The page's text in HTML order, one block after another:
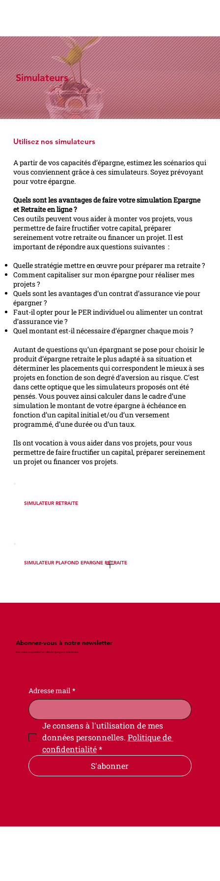
Simulateurs
Adresse mail *
Je consens à l'utilisation de mes
données personnelles. Politique de
confidentialité *
S'abonner
Abonnez-vous à notre newsletter
Pour mieux comprendre l’actualité de l'épargne et de la retraite.
Utilisez nos simulateurs
A partir de vos capacités d’épargne, estimez les scénarios qui
vous conviennent grâce à ces simulateurs. Soyez prévoyant
pour votre épargne.
Quels sont les avantages de faire votre simulation Epargne
et Retraite en ligne ?
Ces outils peuvent vous aider à monter vos projets, vous
permettre de faire fructifier votre capital, préparer
sereinement votre retraite ou financer un projet. Il est
important de répondre aux questions suivantes :
Quelle stratégie mettre en œuvre pour préparer ma retraite ?
Comment capitaliser sur mon épargne pour réaliser mes
projets ?
Quels sont les avantages d’un contrat d’assurance vie pour
épargner ?
Faut-il opter pour le PER individuel ou alimenter un contrat
d’assurance vie ?
Quel montant est-il nécessaire d’épargner chaque mois ?
Autant de questions qu’un épargnant se pose pour choisir le
produit d’épargne retraite le plus adapté à sa situation et
déterminer les placements qui correspondent le mieux à ses
projets en fonction de son degré d’aversion au risque. C’est
dans cette optique que les simulateurs proposés ont été
pensés. Vous pouvez ainsi calculer dans le cadre d’une
simulation le montant de votre épargne à échéance en
fonction d’un capital initial et/ou d’un versement
programmé, d’une durée ou d’un taux.
Ils ont vocation à vous aider dans vos projets, pour vous
permettre de faire fructifier un capital, préparer sereinement
un projet ou financer vos projets.
SIMULATEUR RETRAITE
SIMULATEUR PLAFOND EPARGNE RETRAITE